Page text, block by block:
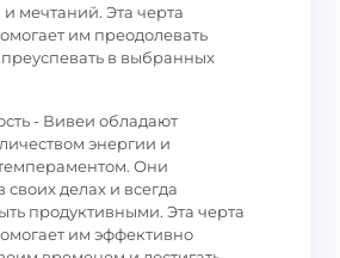
мечтаний. Эта черта
им преодолевать
преуспевать в выбранных
- Вивеи обладают
энергии и
Они
делах и всегда
продуктивными. Эта черта
им эффективно